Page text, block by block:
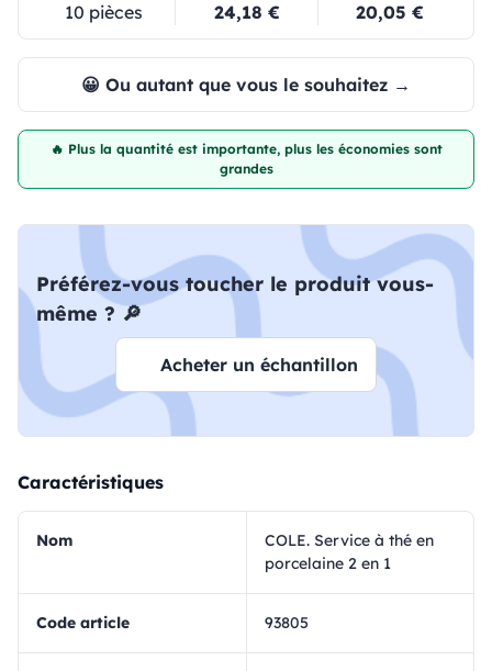
10 pièces 24,18 € 20,05 €
😀 Ou autant que vous le souhaitez →
🔥 Plus la quantité est importante, plus les économies sont
grandes
Préférez-vous toucher le produit vous-
même ? 🔎
Acheter un échantillon
Caractéristiques
Nom
COLE. Service à thé en
porcelaine 2 en 1
Code article 93805